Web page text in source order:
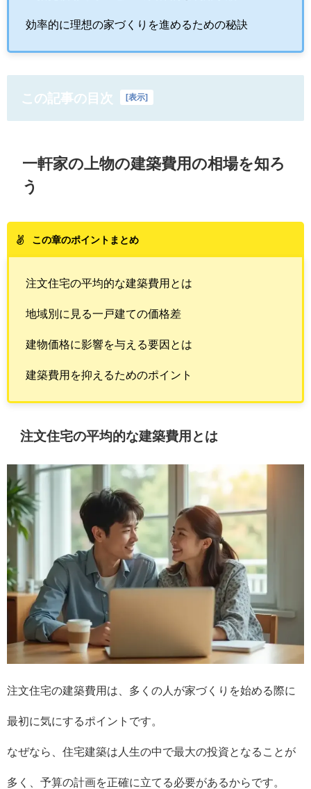
効率的に理想の家づくりを進めるための秘訣
この記事の目次 [表示]
一軒家の上物の建築費用の相場を知ろ
う
この章のポイントまとめ
注文住宅の平均的な建築費用とは
地域別に見る一戸建ての価格差
建物価格に影響を与える要因とは
建築費用を抑えるためのポイント
注文住宅の平均的な建築費用とは
注文住宅の建築費用は、多くの人が家づくりを始める際に
最初に気にするポイントです。
なぜなら、住宅建築は人生の中で最大の投資となることが
多く、予算の計画を正確に立てる必要があるからです。